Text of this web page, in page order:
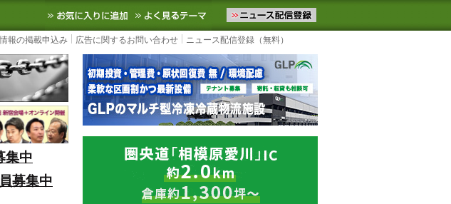
ど国内外の最新の物流ニュースをお届けします。物流ニュースメール配信を登録す
お気に入りに追加 よく見るテーマ
報の掲載申込み 広告に関するお問い合わせ ニュース配信登録（無料）
集中
募集中